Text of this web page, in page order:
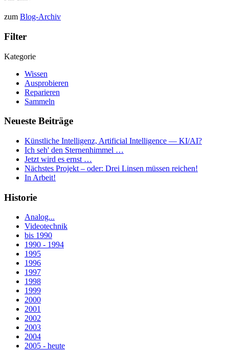
zum Blog-Archiv
Filter
Kategorie
Wissen
Ausprobieren
Reparieren
Sammeln
Neueste Beiträge
Künstliche Intelligenz, Artificial Intelligence — KI/AI?
Ich seh' den Sternenhimmel …
Jetzt wird es ernst …
Nächstes Projekt – oder: Drei Linsen müssen reichen!
In Arbeit!
Historie
Analog...
Videotechnik
bis 1990
1990 - 1994
1995
1996
1997
1998
1999
2000
2001
2002
2003
2004
2005 - heute